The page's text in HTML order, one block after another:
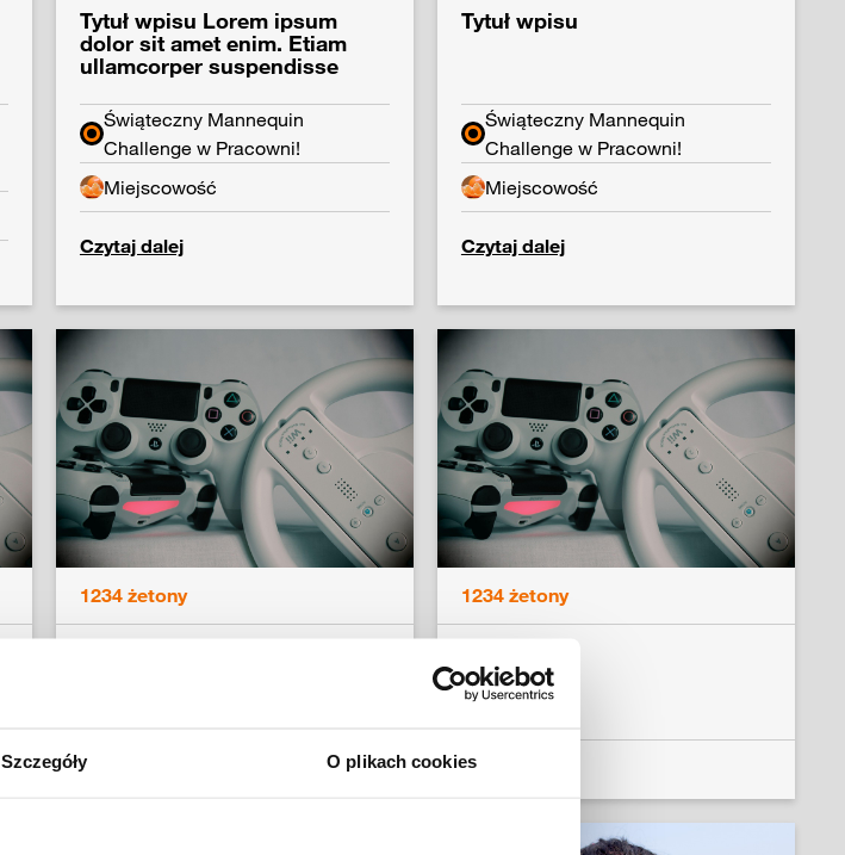
Szczegóły O plikach cookies
Tytuł wpisu Lorem ipsum
dolor sit amet enim. Etiam
ullamcorper suspendisse
Świąteczny Mannequin
Challenge w Pracowni!
Miejscowość
Czytaj dalej
Tytuł wpisu
Świąteczny Mannequin
Challenge w Pracowni!
Miejscowość
Czytaj dalej
1234 żetony
Czytaj dalej
1234 żetony
Czytaj dalej